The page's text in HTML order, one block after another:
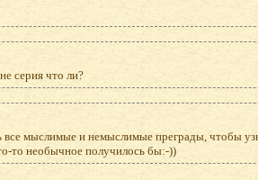
серия что ли?
мыслимые и немыслимые преграды, чтобы
то необычное получилось бы:-))